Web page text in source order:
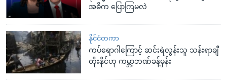
အဓိက ပြောကြမလဲ
နိုင်ငံတကာ
ကပ်ရောဂါကြောင့် ဆင်းရဲလွန်းသူ သန်းရာချီ
တိုးနိုင်ဟု ကမ္ဘာ့ဘဏ်ခန့်မှန်း